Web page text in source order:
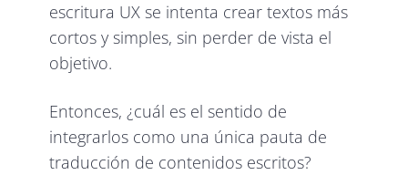
escritura UX se intenta crear textos más
cortos y simples, sin perder de vista el
objetivo.
Entonces, ¿cuál es el sentido de
integrarlos como una única pauta de
traducción de contenidos escritos?